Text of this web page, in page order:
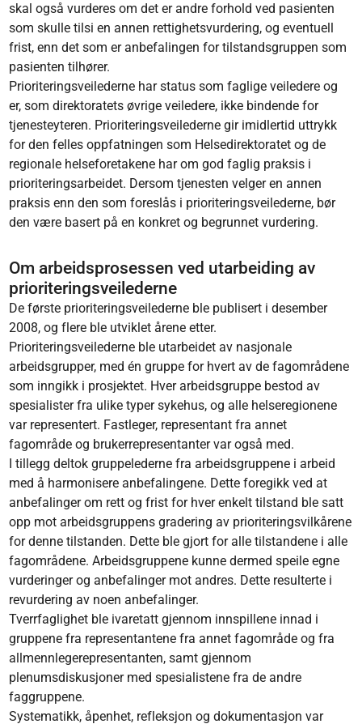
skal også vurderes om det er andre forhold ved pasienten
som skulle tilsi en annen rettighetsvurdering, og eventuell
frist, enn det som er anbefalingen for tilstandsgruppen som
pasienten tilhører.
Prioriteringsveilederne har status som faglige veiledere og
er, som direktoratets øvrige veiledere, ikke bindende for
tjenesteyteren. Prioriteringsveilederne gir imidlertid uttrykk
for den felles oppfatningen som Helsedirektoratet og de
regionale helseforetakene har om god faglig praksis i
prioriteringsarbeidet. Dersom tjenesten velger en annen
praksis enn den som foreslås i prioriteringsveilederne, bør
den være basert på en konkret og begrunnet vurdering.
Om arbeidsprosessen ved utarbeiding av
prioriteringsveilederne
De første prioriteringsveilederne ble publisert i desember
2008, og flere ble utviklet årene etter.
Prioriteringsveilederne ble utarbeidet av nasjonale
arbeidsgrupper, med én gruppe for hvert av de fagområdene
som inngikk i prosjektet. Hver arbeidsgruppe bestod av
spesialister fra ulike typer sykehus, og alle helseregionene
var representert. Fastleger, representant fra annet
fagområde og brukerrepresentanter var også med.
I tillegg deltok gruppelederne fra arbeidsgruppene i arbeid
med å harmonisere anbefalingene. Dette foregikk ved at
anbefalinger om rett og frist for hver enkelt tilstand ble satt
opp mot arbeidsgruppens gradering av prioriteringsvilkårene
for denne tilstanden. Dette ble gjort for alle tilstandene i alle
fagområdene. Arbeidsgruppene kunne dermed speile egne
vurderinger og anbefalinger mot andres. Dette resulterte i
revurdering av noen anbefalinger.
Tverrfaglighet ble ivaretatt gjennom innspillene innad i
gruppene fra representantene fra annet fagområde og fra
allmennlegerepresentanten, samt gjennom
plenumsdiskusjoner med spesialistene fra de andre
faggruppene.
Systematikk, åpenhet, refleksjon og dokumentasjon var